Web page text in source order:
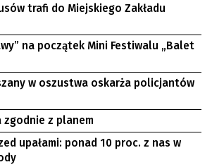
trafi do Miejskiego Zakładu
na początek Mini Festiwalu „Balet
w oszustwa oskarża policjantów
zgodnie z planem
upałami: ponad 10 proc. z nas w